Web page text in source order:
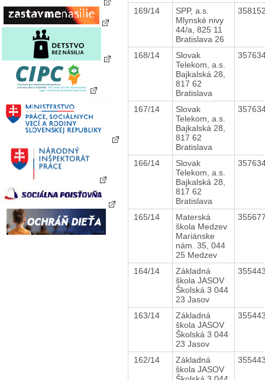
169/14
SPP, a.s.
Mlynské nivy
44/a, 825 11
Bratislava 26
168/14
Slovak
Telekom, a.s.
Bajkalská 28,
817 62
Bratislava
167/14
Slovak
Telekom, a.s.
Bajkalská 28,
817 62
Bratislava
166/14
Slovak
Telekom, a.s.
Bajkalská 28,
817 62
Bratislava
165/14
Materská
škola Medzev
Mariánske
nám. 35, 044
25 Medzev
164/14
Základná
škola JASOV
Školská 3 044
23 Jasov
163/14
Základná
škola JASOV
Školská 3 044
23 Jasov
162/14
Základná
škola JASOV